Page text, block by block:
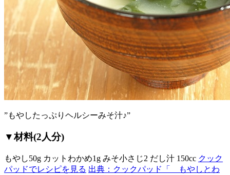
”もやしたっぷりヘルシーみそ汁♪”
▼材料(2人分)
もやし50g カットわかめ1g みそ小さじ2 だし汁 150cc クック
パッドでレシピを見る 出典：クックパッド「 もやしとわ